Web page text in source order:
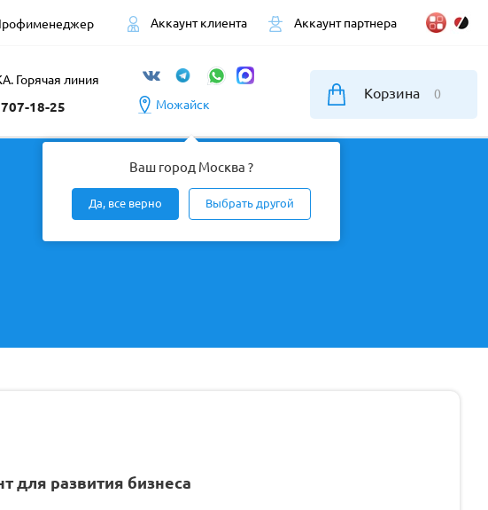
Корзина 0
Аккаунт клиента Аккаунт партнера
Горячая линия
18-25 Можайск
Ваш город Москва ?
Да, все верно Выбрать другой
для развития бизнеса